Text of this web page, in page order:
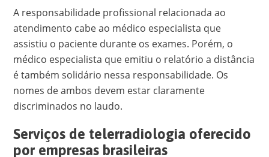
A responsabilidade profissional relacionada ao
atendimento cabe ao médico especialista que
assistiu o paciente durante os exames. Porém, o
médico especialista que emitiu o relatório a distância
é também solidário nessa responsabilidade. Os
nomes de ambos devem estar claramente
discriminados no laudo.
Serviços de telerradiologia oferecido
por empresas brasileiras